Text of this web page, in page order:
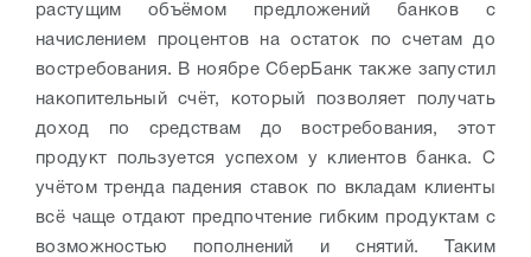
растущим объёмом предложений банков с
начислением процентов на остаток по счетам до
востребования. В ноябре СберБанк также запустил
накопительный счёт, который позволяет получать
доход по средствам до востребования, этот
продукт пользуется успехом у клиентов банка. С
учётом тренда падения ставок по вкладам клиенты
всё чаще отдают предпочтение гибким продуктам с
возможностью пополнений и снятий. Таким